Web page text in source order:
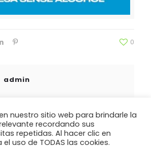
0
admin
nuestro sitio web para brindarle la
recordando sus
repetidas. Al hacer clic en
uso de TODAS las cookies.